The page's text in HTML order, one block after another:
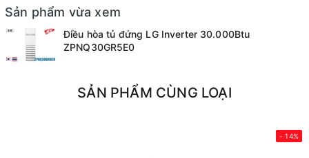
Sản phẩm vừa xem
Điều hòa tủ đứng LG Inverter 30.000Btu
ZPNQ30GR5E0
SẢN PHẨM CÙNG LOẠI
- 14%